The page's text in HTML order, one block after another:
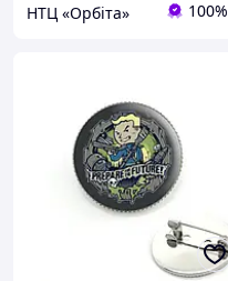
НТЦ «Орбіта» 100%